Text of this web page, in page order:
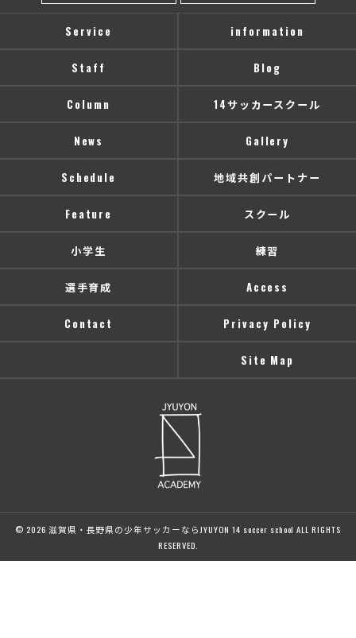
Service information
Staff Blog
Column 14サッカースクール
News Gallery
Schedule 地域共創パートナー
Feature スクール
小学生 練習
選手育成 Access
Contact Privacy Policy
Site Map
© 2026 滋賀県・長野県の少年サッカーならJYUYON 14 soccer school ALL RIGHTS
RESERVED.